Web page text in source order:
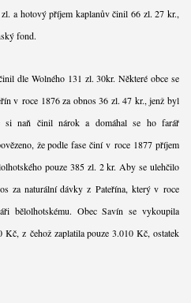
zl. a hotový příjem kaplanův činil 66 zl. 27 kr.,
fond.
dle Wolného 131 zl. 30kr. Některé obce se
v roce 1876 za obnos 36 zl. 47 kr., jenž byl
si naň činil nárok a domáhal se ho farář
že podle fase činí v roce 1877 příjem
pouze 385 zl. 2 kr. Aby se ulehčilo
za naturální dávky z Pateřína, který v roce
bělolhotskému. Obec Savín se vykoupila
z čehož zaplatila pouze 3.010 Kč, ostatek